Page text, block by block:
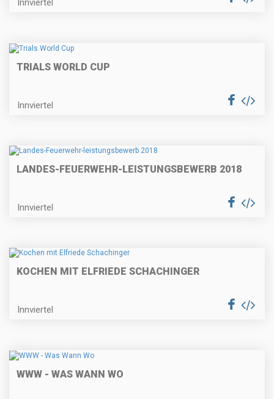
Innviertel
TRIALS WORLD CUP
Innviertel
LANDES-FEUERWEHR-LEISTUNGSBEWERB 2018
Innviertel
KOCHEN MIT ELFRIEDE SCHACHINGER
Innviertel
WWW - WAS WANN WO